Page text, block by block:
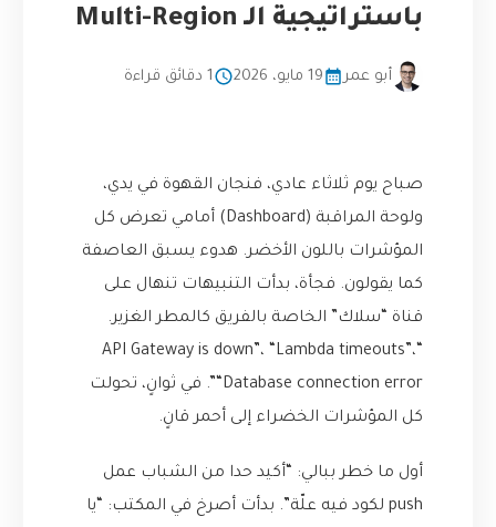
باستراتيجية الـ Multi-Region
أبو عمر 19 مايو، 2026 1 دقائق قراءة
صباح يوم ثلاثاء عادي، فنجان القهوة في يدي،
ولوحة المراقبة (Dashboard) أمامي تعرض كل
المؤشرات باللون الأخضر. هدوء يسبق العاصفة
كما يقولون. فجأة، بدأت التنبيهات تنهال على
قناة “سلاك” الخاصة بالفريق كالمطر الغزير.
“API Gateway is down”، “Lambda timeouts”،
“Database connection error”. في ثوانٍ، تحولت
كل المؤشرات الخضراء إلى أحمر قانٍ.
أول ما خطر ببالي: “أكيد حدا من الشباب عمل
push لكود فيه علّة”. بدأت أصرخ في المكتب: “يا